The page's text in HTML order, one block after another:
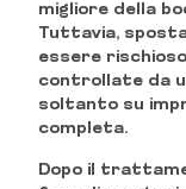
migliore della
Tuttavia,
essere
controllate da
soltanto su
completa.
Dopo il